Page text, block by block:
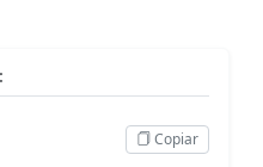
Copiar